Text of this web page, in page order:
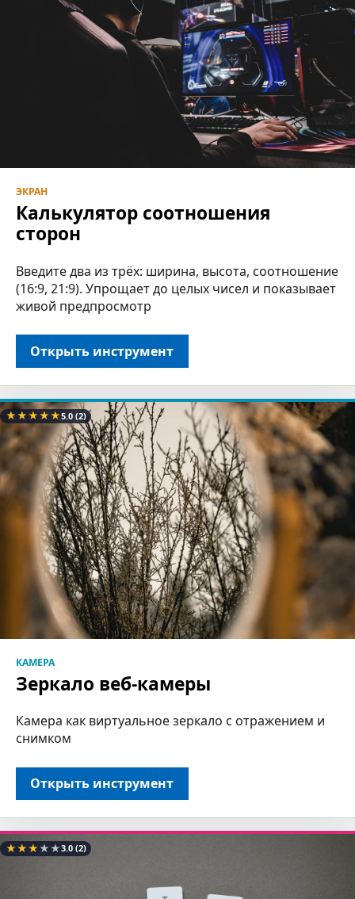
ЭКРАН
Калькулятор соотношения
сторон
Введите два из трёх: ширина, высота, соотношение
(16:9, 21:9). Упрощает до целых чисел и показывает
живой предпросмотр
Открыть инструмент
★★★★★5.0(2)
КАМЕРА
Зеркало веб-камеры
Камера как виртуальное зеркало с отражением и
снимком
Открыть инструмент
★★★★★3.0(2)